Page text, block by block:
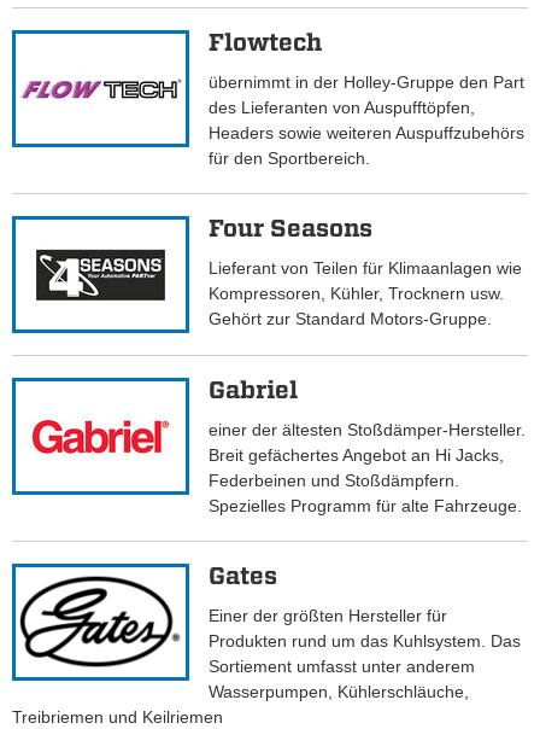
Flowtech
übernimmt in der Holley-Gruppe den Part
des Lieferanten von Auspufftöpfen,
Headers sowie weiteren Auspuffzubehörs
für den Sportbereich.
Four Seasons
Lieferant von Teilen für Klimaanlagen wie
Kompressoren, Kühler, Trocknern usw.
Gehört zur Standard Motors-Gruppe.
Gabriel
einer der ältesten Stoßdämper-Hersteller.
Breit gefächertes Angebot an Hi Jacks,
Federbeinen und Stoßdämpfern.
Spezielles Programm für alte Fahrzeuge.
Gates
Einer der größten Hersteller für
Produkten rund um das Kuhlsystem. Das
Sortiement umfasst unter anderem
Wasserpumpen, Kühlerschläuche,
Treibriemen und Keilriemen